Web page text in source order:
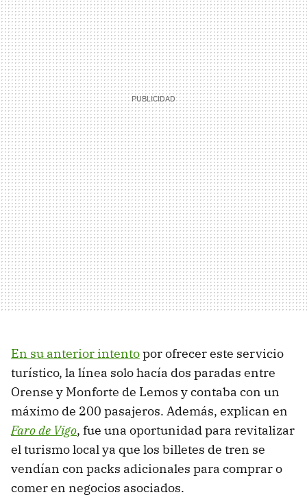
En su anterior intentopor ofrecer este servicio
turístico, la línea solo hacía dos paradas entre
Orense y Monforte de Lemos y contaba con un
máximo de 200 pasajeros. Además, explican en
Faro de Vigo, fue una oportunidad para revitalizar
el turismo local ya que los billetes de tren se
vendían con packs adicionales para comprar o
comer en negocios asociados.